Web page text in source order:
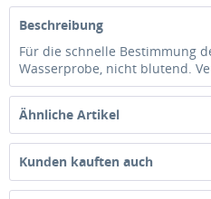
Beschreibung
Für die schnelle Bestimmung
Wasserprobe, nicht blutend.
Ähnliche Artikel
Kunden kauften auch